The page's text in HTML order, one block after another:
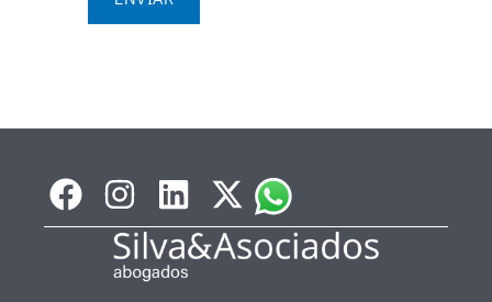
Message*